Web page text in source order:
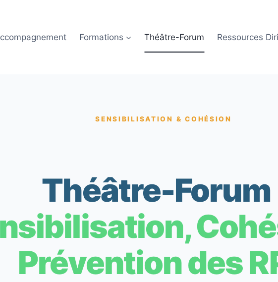
Formations Théâtre-Forum Ressources
SENSIBILISATION & COHÉSION
Théâtre-Forum
Prévention des